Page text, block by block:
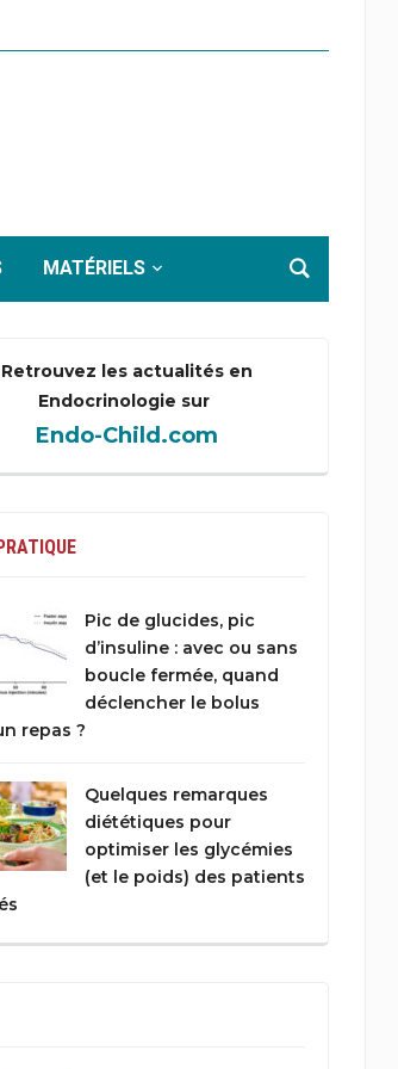
MATÉRIELS
Retrouvez les actualités en
Endocrinologie sur
Endo-Child.com
Pic de glucides, pic
d’insuline : avec ou sans
boucle fermée, quand
déclencher le bolus
repas ?
Quelques remarques
diététiques pour
optimiser les glycémies
(et le poids) des patients